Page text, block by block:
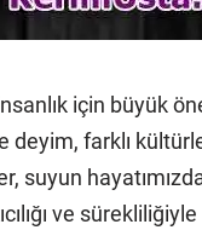
için büyük
farklı
suyun
ve